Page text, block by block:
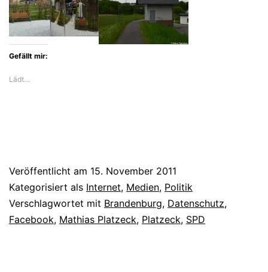
Gefällt mir:
Lädt…
Veröffentlicht am 15. November 2011
Kategorisiert als Internet, Medien, Politik
Verschlagwortet mit Brandenburg, Datenschutz,
Facebook, Mathias Platzeck, Platzeck, SPD